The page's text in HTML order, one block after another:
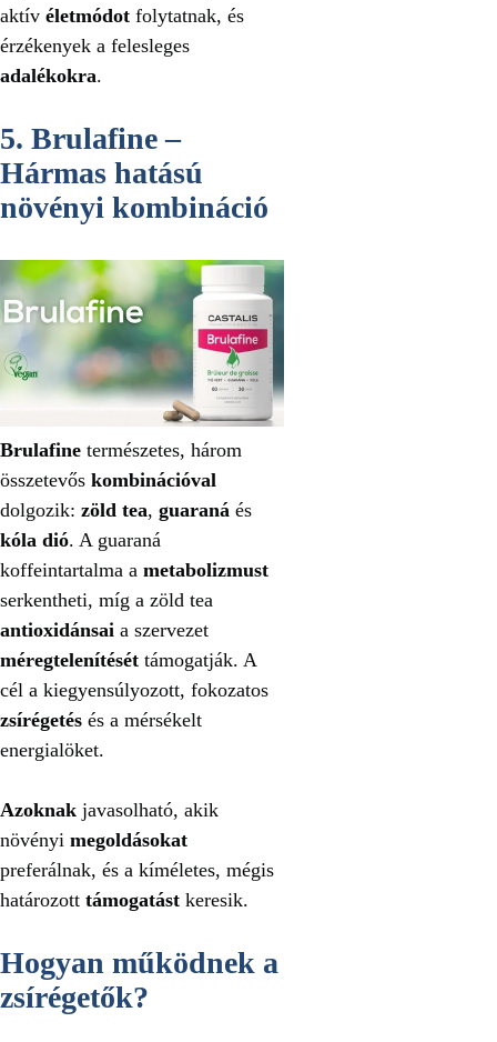
aktív életmódot folytatnak, és
érzékenyek a felesleges
adalékokra.
5. Brulafine –
Hármas hatású
növényi kombináció
Brulafine természetes, három
összetevős kombinációval
dolgozik: zöld tea, guaraná és
kóla dió. A guaraná
koffeintartalma a metabolizmust
serkentheti, míg a zöld tea
antioxidánsai a szervezet
méregtelenítését támogatják. A
cél a kiegyensúlyozott, fokozatos
zsírégetés és a mérsékelt
energialöket.
Azoknak javasolható, akik
növényi megoldásokat
preferálnak, és a kíméletes, mégis
határozott támogatást keresik.
Hogyan működnek a
zsírégetők?